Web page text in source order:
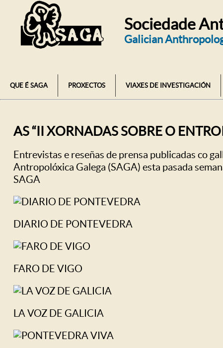
Sociedade
Galician
QUE É SAGA PROXECTOS VIAXES DE INVESTIGACIÓN
AS “II XORNADAS SOBRE O
Entrevistas e reseñas de prensa publicadas co
Antropolóxica Galega (SAGA) esta pasada
SAGA
DIARIO DE PONTEVEDRA
FARO DE VIGO
LA VOZ DE GALICIA